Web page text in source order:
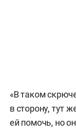
«В таком
в сторону, тут
ей помочь, но